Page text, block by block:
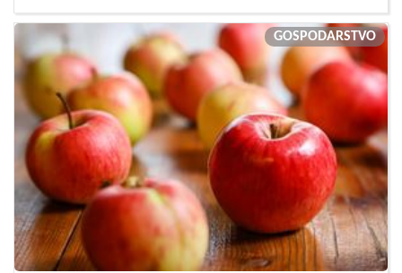
GOSPODARSTVO